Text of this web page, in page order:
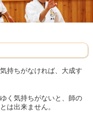
持ちがなければ、大成す
く気持ちがないと、師の
は出来ません。